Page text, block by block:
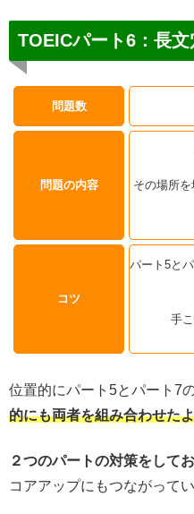
TOEICパート6：長
問題数
問題の内容
その場所
コツ
パート5と
手
位置的にパート5とパート7
的にも両者を組み合わせた
２つのパートの対策をしてお
コアアップにもつながって